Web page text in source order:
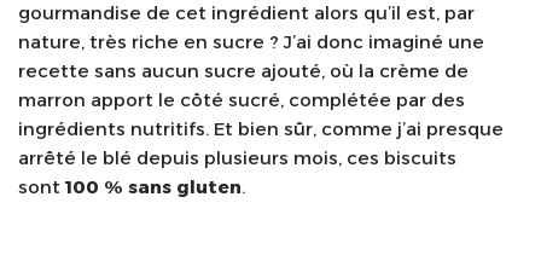
gourmandise de cet ingrédient alors qu’il est, par
nature, très riche en sucre ? J’ai donc imaginé une
recette sans aucun sucre ajouté, où la crème de
marron apport le côté sucré, complétée par des
ingrédients nutritifs. Et bien sûr, comme j’ai presque
arrêté le blé depuis plusieurs mois, ces biscuits
sont 100 % sans gluten.